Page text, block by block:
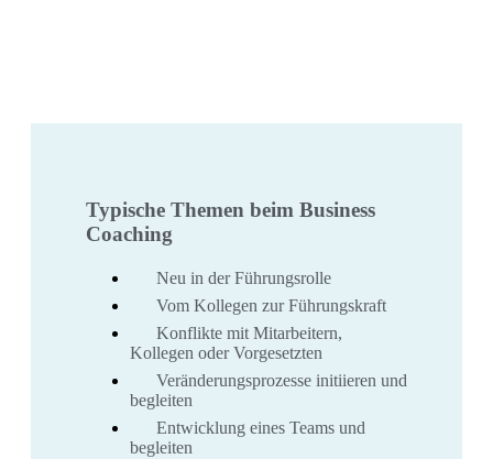
Typische Themen beim Business
Coaching
Neu in der Führungsrolle
Vom Kollegen zur Führungskraft
Konflikte mit Mitarbeitern,
Kollegen oder Vorgesetzten​
Veränderungsprozesse initiieren und
begleiten​
Entwicklung eines Teams und
begleiten​